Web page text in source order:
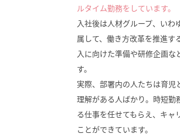
ルタイム勤務をしています。
入社後は人材グループ、いわ
属して、働き方改革を推進す
入に向けた準備や研修企画な
す。
実際、部署内の人たちは育児
理解がある人ばかり。時短勤
る仕事を任せてもらえ、キャ
ことができています。